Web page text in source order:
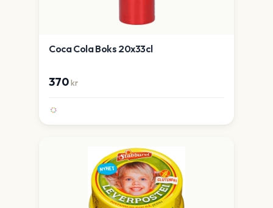
Coca Cola Boks 20x33cl
370kr